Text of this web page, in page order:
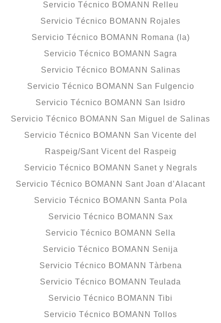
Servicio Técnico BOMANN Relleu
Servicio Técnico BOMANN Rojales
Servicio Técnico BOMANN Romana (la)
Servicio Técnico BOMANN Sagra
Servicio Técnico BOMANN Salinas
Servicio Técnico BOMANN San Fulgencio
Servicio Técnico BOMANN San Isidro
Servicio Técnico BOMANN San Miguel de Salinas
Servicio Técnico BOMANN San Vicente del
Raspeig/Sant Vicent del Raspeig
Servicio Técnico BOMANN Sanet y Negrals
Servicio Técnico BOMANN Sant Joan d’Alacant
Servicio Técnico BOMANN Santa Pola
Servicio Técnico BOMANN Sax
Servicio Técnico BOMANN Sella
Servicio Técnico BOMANN Senija
Servicio Técnico BOMANN Tàrbena
Servicio Técnico BOMANN Teulada
Servicio Técnico BOMANN Tibi
Servicio Técnico BOMANN Tollos